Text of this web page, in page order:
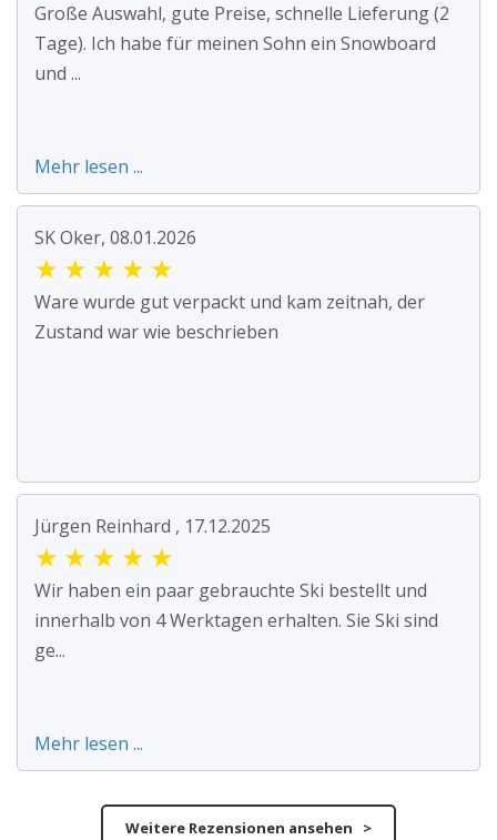
Große Auswahl, gute Preise, schnelle Lieferung (2
Tage). Ich habe für meinen Sohn ein Snowboard
und ...
Mehr lesen ...
SK Oker, 08.01.2026
★ ★ ★ ★ ★
Ware wurde gut verpackt und kam zeitnah, der
Zustand war wie beschrieben
Jürgen Reinhard , 17.12.2025
★ ★ ★ ★ ★
Wir haben ein paar gebrauchte Ski bestellt und
innerhalb von 4 Werktagen erhalten. Sie Ski sind
ge...
Mehr lesen ...
Weitere Rezensionen ansehen >